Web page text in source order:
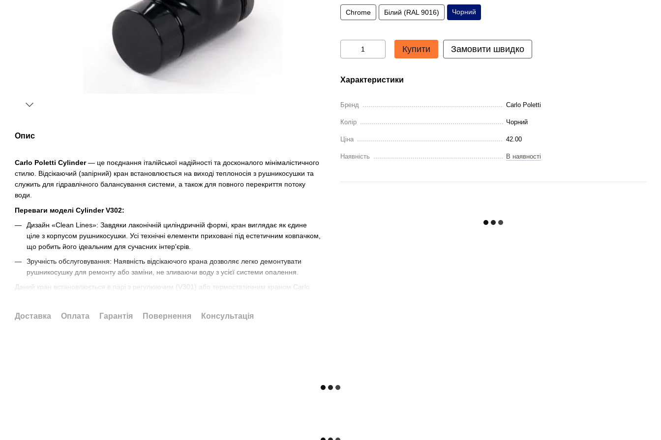
Опис
Carlo Poletti Cylinder— це поєднання італійської надійності та досконалого мінімалістичного
стилю. Відсікаючий (запірний) кран встановлюється на виході теплоносія з рушникосушки та
служить для гідравлічного балансування системи, а також для повного перекриття потоку
води.
Переваги моделі Cylinder V302:
Дизайн «Clean Lines»: Завдяки лаконічній циліндричній формі, кран виглядає як єдине
ціле з корпусом рушникосушки. Усі технічні елементи приховані під естетичним ковпачком,
що робить його ідеальним для сучасних інтер'єрів.
Зручність обслуговування: Наявність відсікаючого крана дозволяє легко демонтувати
рушникосушку для ремонту або заміни, не зливаючи воду з усієї системи опалення.
Даний кран встановлюється в парі з регулюючим (V301) або термостатичним краном Carlo
Виробник:
Carlo Poletti (Італія)
Доставка Оплата Гарантія Повернення Консультація
Chrome Білий (RAL 9016) Чорний
Купити Замовити швидко
Характеристики
Бренд Carlo Poletti
Колір Чорний
Ціна 42.00
Наявність В наявності